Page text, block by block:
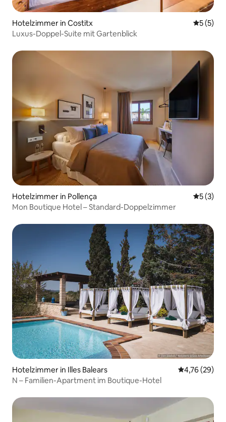
Hotelzimmer in Costitx
5 (5)
Luxus-Doppel-Suite mit Gartenblick
Hotelzimmer in Pollença
5 (3)
Mon Boutique Hotel – Standard-Doppelzimmer
Hotelzimmer in Illes Balears
4,76 (29)
N – Familien-Apartment im Boutique-Hotel